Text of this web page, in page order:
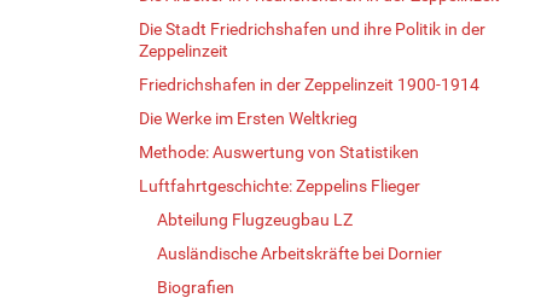
Die Stadt Friedrichshafen und ihre Politik in der
Zeppelinzeit
Friedrichshafen in der Zeppelinzeit 1900-1914
Die Werke im Ersten Weltkrieg
Methode: Auswertung von Statistiken
Luftfahrtgeschichte: Zeppelins Flieger
Abteilung Flugzeugbau LZ
Ausländische Arbeitskräfte bei Dornier
Biografien